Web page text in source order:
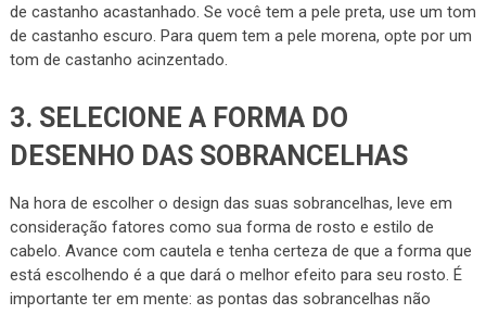
de castanho acastanhado. Se você tem a pele preta, use um tom
de castanho escuro. Para quem tem a pele morena, opte por um
tom de castanho acinzentado.
3. SELECIONE A FORMA DO
DESENHO DAS SOBRANCELHAS
Na hora de escolher o design das suas sobrancelhas, leve em
consideração fatores como sua forma de rosto e estilo de
cabelo. Avance com cautela e tenha certeza de que a forma que
está escolhendo é a que dará o melhor efeito para seu rosto. É
importante ter em mente: as pontas das sobrancelhas não